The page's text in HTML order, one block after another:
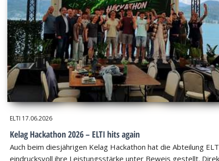
ELTI 17.06.2026
Kelag Hackathon 2026 – ELTI hits again
Auch beim diesjährigen Kelag Hackathon hat die Abteilung
eindrucksvoll ihre Leistungsstärke unter Beweis gestellt.